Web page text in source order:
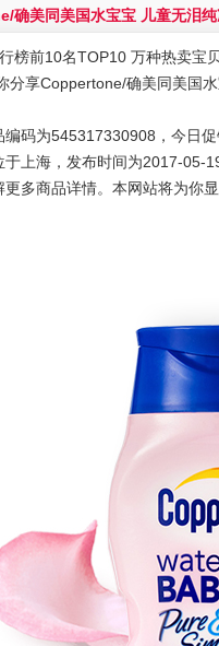
确美同美国水宝宝 儿童无泪
榜前10名TOP10 万种热卖宝
分享Coppertone/确美同美国
码为545317330908，今日
上海，发布时间为2017-05-
多商品详情。本网站将为你